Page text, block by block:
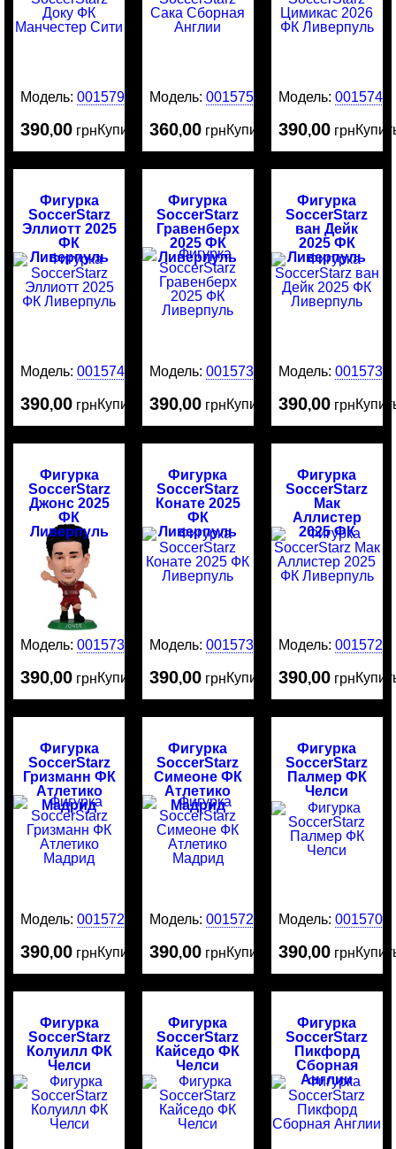
Модель:0015799
390,00 грнКупить
Модель:0015751
360,00 грнКупить
Модель: 0015741
390,00 грн
Фигурка
SoccerStarz
Эллиотт 2025
ФК
Ливерпуль
Модель:0015740
390,00 грнКупить
Фигурка
SoccerStarz
Гравенберх
2025 ФК
Ливерпуль
Модель:0015735
390,00 грнКупить
Фигурка
SoccerStarz
ван Дейк
2025 ФК
Ливерпуль
Модель: 0015734
390,00 грн
Фигурка
SoccerStarz
Джонс 2025
ФК
Ливерпуль
Модель:0015732
390,00 грнКупить
Фигурка
SoccerStarz
Конате 2025
ФК
Ливерпуль
Модель:0015731
390,00 грнКупить
Фигурка
SoccerStarz
Мак
Аллистер
2025 ФК
Ливерпуль
Модель: 0015729
390,00 грн
Фигурка
SoccerStarz
Гризманн ФК
Атлетико
Мадрид
Модель:0015721
390,00 грнКупить
Фигурка
SoccerStarz
Симеоне ФК
Атлетико
Мадрид
Модель:0015720
390,00 грнКупить
Фигурка
SoccerStarz
Палмер ФК
Челси
Модель: 0015708
390,00 грн
Фигурка
SoccerStarz
Колуилл ФК
Челси
Фигурка
SoccerStarz
Кайседо ФК
Челси
Фигурка
SoccerStarz
Пикфорд
Сборная
Англии